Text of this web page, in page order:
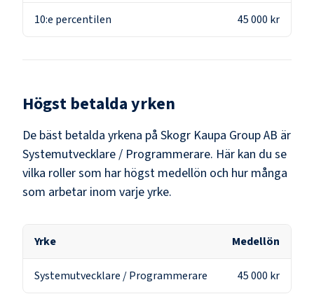
10:e percentilen 45 000 kr
Högst betalda yrken
De bäst betalda yrkena på Skogr Kaupa Group AB är
Systemutvecklare / Programmerare. Här kan du se
vilka roller som har högst medellön och hur många
som arbetar inom varje yrke.
Yrke Medellön
Systemutvecklare / Programmerare 45 000 kr